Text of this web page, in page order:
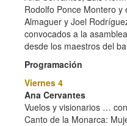
Rodolfo Ponce Montero
Almaguer y Joel
convocados a la
desde los maestros del
Programación
Viernes 4
Ana Cervantes
Vuelos y visionarios …
Canto de la Monarca: